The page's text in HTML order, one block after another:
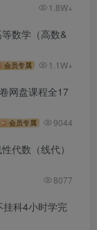
1.8W+
数学（高数&
会员专属 1.1W+
网盘课程全17
会员专属 9044
代数（线代）
8077
科4小时学完